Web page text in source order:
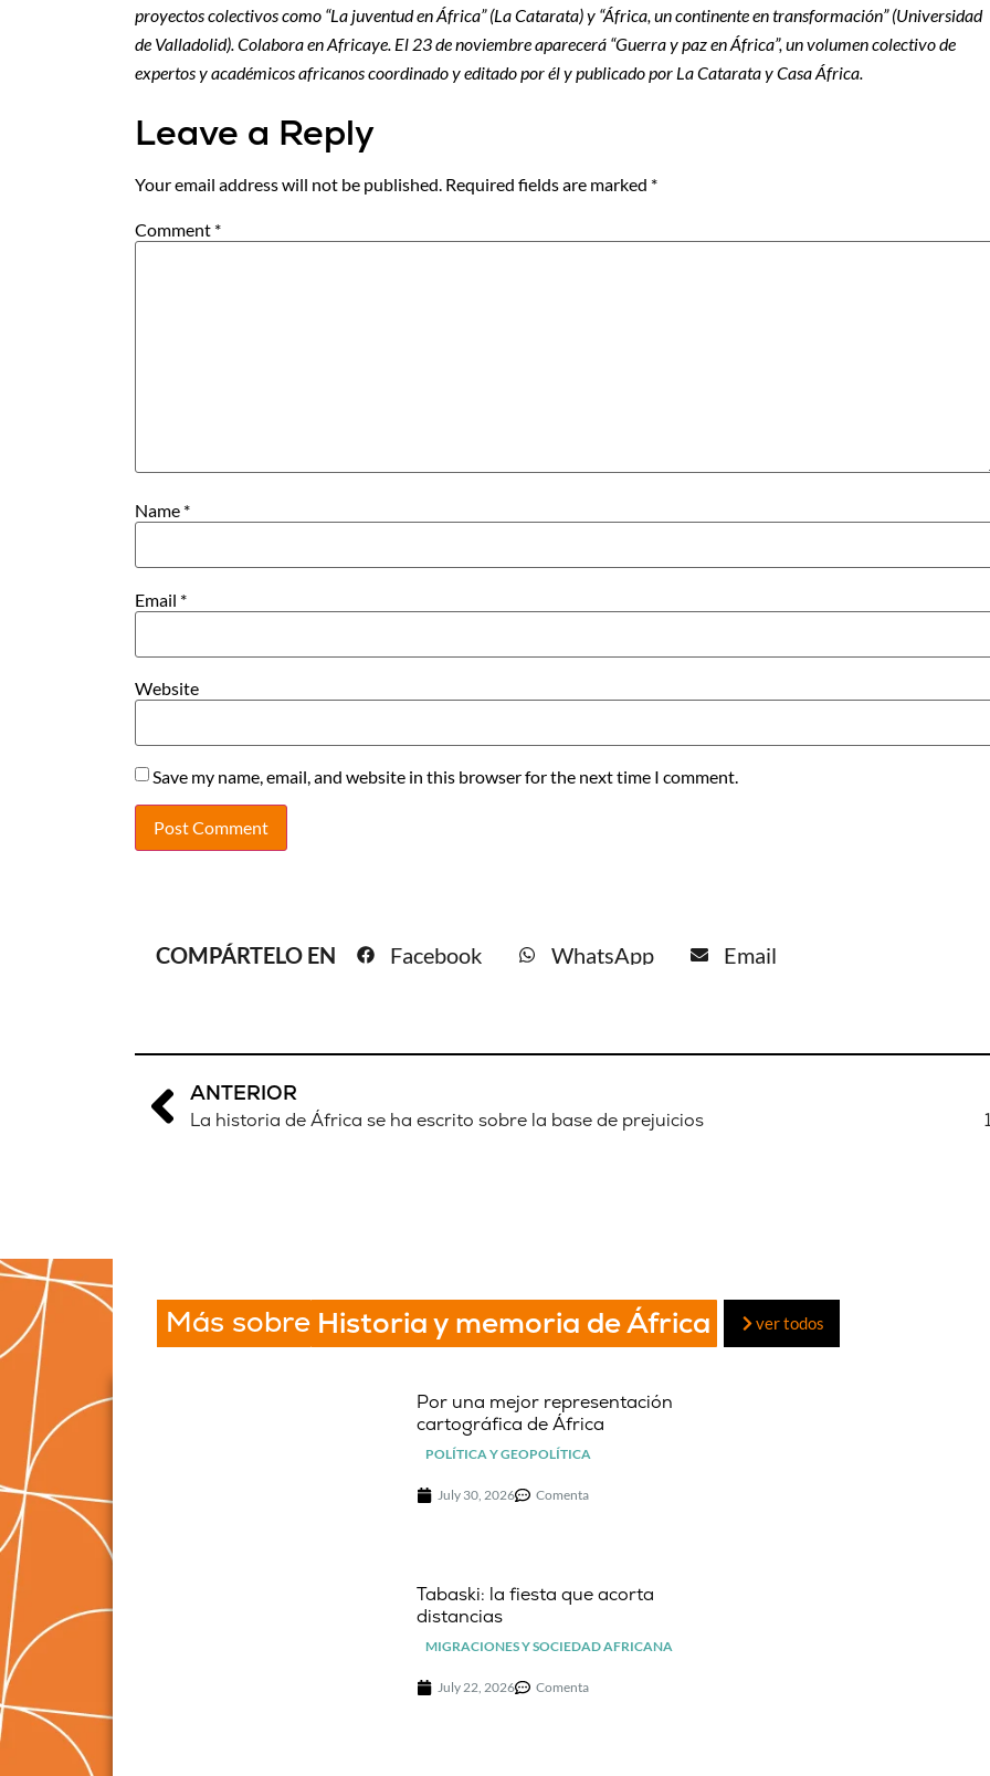
proyectos colectivos como “La juventud en África” (La Catarata) y “África, un continente en transformación” (Universidad
de Valladolid). Colabora en Africaye. El 23 de noviembreaparecerá “Guerra y paz en África”, un volumen colectivo de
expertos y académicos africanos coordinado y editado por él y publicado por La Catarata y Casa África.
Leave a Reply
Your email address will not be published. Required fields are marked *
Comment *
Name *
Email *
Website
Save my name, email, and website in this browser for the next time I comment.
COMPÁRTELO EN Facebook WhatsApp Email
ANTERIOR
La historia de África se ha escrito sobre la base de prejuicios
Más sobre Historia y memoria de África ver todos
Por una mejor representación
cartográfica de África
POLÍTICA Y GEOPOLÍTICA
July 30, 2026 Comenta
Tabaski: la fiesta que acorta
distancias
MIGRACIONES Y SOCIEDAD AFRICANA
July 22, 2026 Comenta